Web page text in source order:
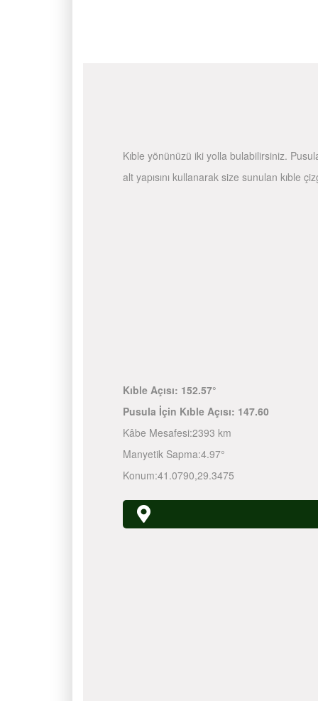
Kıble yönünüzü iki yolla bulabilirsiniz.
alt yapısını kullanarak size sunulan kıble
Kıble Açısı: 152.57°
Pusula İçin Kıble Açısı: 147.60
Kâbe Mesafesi:2393 km
Manyetik Sapma:4.97°
Konum:41.0790,29.3475